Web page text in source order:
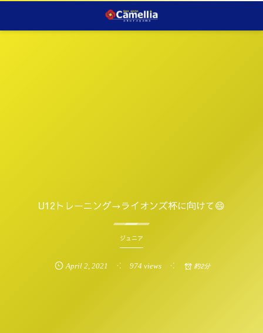
U12トレーニング→ライオンズ杯に向けて😄
ジュニア
April 2, 2021 974 views 約2分